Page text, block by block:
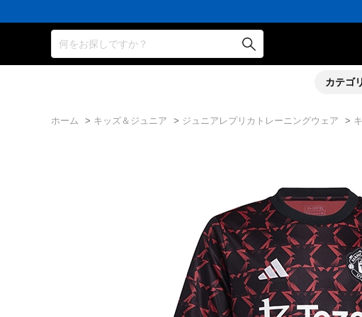
何をお探しですか？
カテゴ
ホーム > キッズ＆ジュニア > ジュニアレプリカトレーニングウェア >